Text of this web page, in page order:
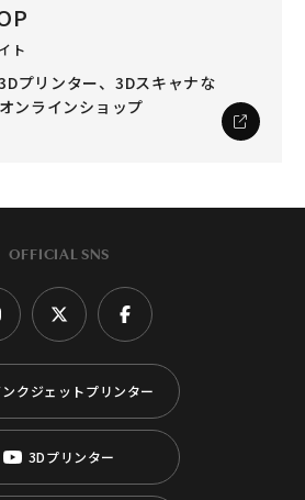
ト
プリンター、3Dスキャナな
ンラインショップ
OFFICIAL SNS
ンクジェットプリンター
3Dプリンター